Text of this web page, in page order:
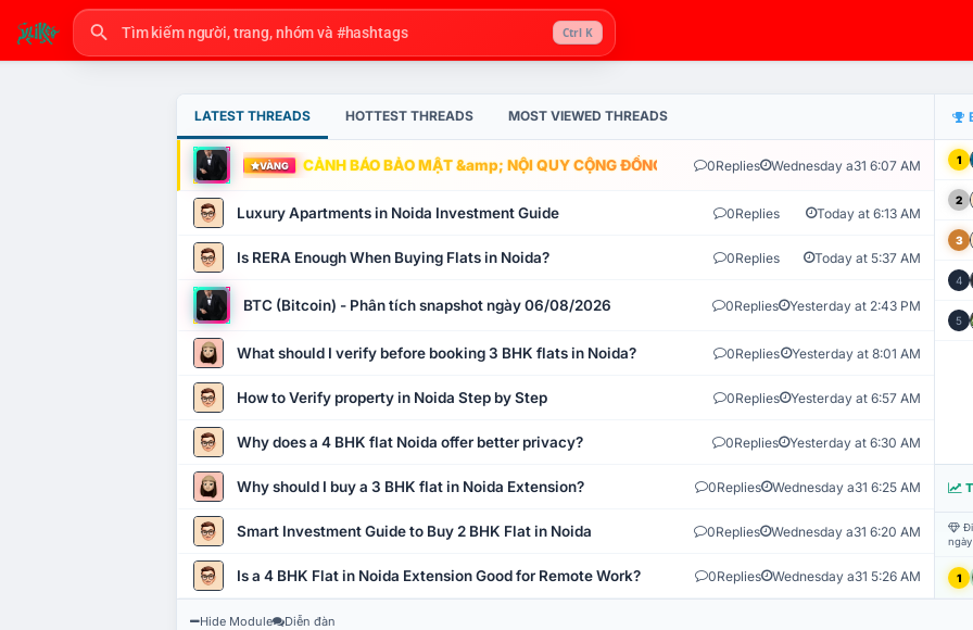
Ctrl K
LATEST THREADS HOTTEST THREADS MOST VIEWED THREADS
VÀNG CẢNH BÁO BẢO MẬT &amp; NỘI QUY CỘNG ĐỒNG VLIKE.VN: HỆ THỐNG GIÁM SÁT TỰ
0Replies Wednesday a31 6:07 AM
Luxury Apartments in Noida Investment Guide 0Replies Today at 6:13 AM
Is RERA Enough When Buying Flats in Noida? 0Replies Today at 5:37 AM
BTC (Bitcoin) - Phân tích snapshot ngày 06/08/2026 0Replies Yesterday at 2:43 PM
What should I verify before booking 3 BHK flats in Noida? 0Replies Yesterday at 8:01 AM
How to Verify property in Noida Step by Step 0Replies Yesterday at 6:57 AM
Why does a 4 BHK flat Noida offer better privacy? 0Replies Yesterday at 6:30 AM
Why should I buy a 3 BHK flat in Noida Extension? 0Replies Wednesday a31 6:25 AM
Smart Investment Guide to Buy 2 BHK Flat in Noida 0Replies Wednesday a31 6:20 AM
Is a 4 BHK Flat in Noida Extension Good for Remote Work? 0Replies Wednesday a31 5:26 AM
1
2
3
4
5
1
Hide Module Diễn đàn